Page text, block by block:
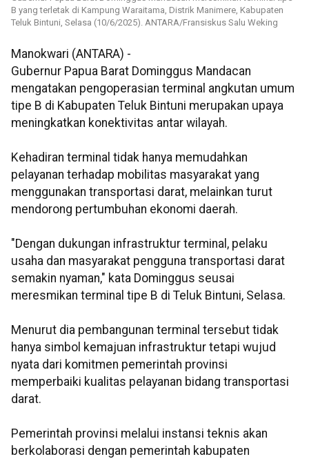
B yang terletak di Kampung Waraitama, Distrik Manimere, Kabupaten
Teluk Bintuni, Selasa (10/6/2025). ANTARA/Fransiskus Salu Weking
Manokwari (ANTARA) -
Gubernur Papua Barat Dominggus Mandacan
mengatakan pengoperasian terminal angkutan umum
tipe B di Kabupaten Teluk Bintuni merupakan upaya
meningkatkan konektivitas antar wilayah.
Kehadiran terminal tidak hanya memudahkan
pelayanan terhadap mobilitas masyarakat yang
menggunakan transportasi darat, melainkan turut
mendorong pertumbuhan ekonomi daerah.
"Dengan dukungan infrastruktur terminal, pelaku
usaha dan masyarakat pengguna transportasi darat
semakin nyaman," kata Dominggus seusai
meresmikan terminal tipe B di Teluk Bintuni, Selasa.
Menurut dia pembangunan terminal tersebut tidak
hanya simbol kemajuan infrastruktur tetapi wujud
nyata dari komitmen pemerintah provinsi
memperbaiki kualitas pelayanan bidang transportasi
darat.
Pemerintah provinsi melalui instansi teknis akan
berkolaborasi dengan pemerintah kabupaten